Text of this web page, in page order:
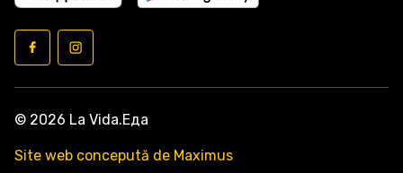
© 2026 La Vida.Еда
Site web concepută de Maximus